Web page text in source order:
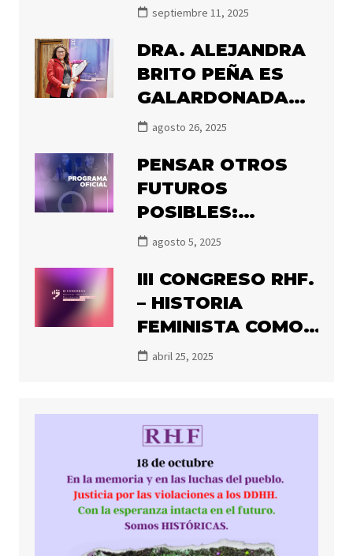
POSTDOCTORAL
DECIMOS NUNCA
septiembre 11, 2025
DRA. ALEJANDRA
BRITO PEÑA ES
GALARDONADA
CON EL PREMIO
2025
agosto 26, 2025
PENSAR OTROS
FUTUROS
POSIBLES:
PRONTO
CONGRESO DE
HISTORIADORAS
FEMINISTAS
agosto 5, 2025
III CONGRESO RHF.
– HISTORIA
FEMINISTA COMO
RESISTENCIA:
POSIBLES
abril 25, 2025